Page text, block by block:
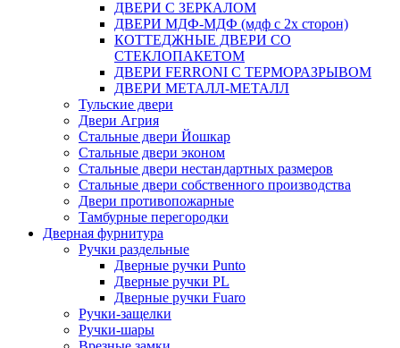
ДВЕРИ С ЗЕРКАЛОМ
ДВЕРИ МДФ-МДФ (мдф с 2х сторон)
КОТТЕДЖНЫЕ ДВЕРИ СО
СТЕКЛОПАКЕТОМ
ДВЕРИ FERRONI С ТЕРМОРАЗРЫВОМ
ДВЕРИ МЕТАЛЛ-МЕТАЛЛ
Тульские двери
Двери Агрия
Стальные двери Йошкар
Стальные двери эконом
Стальные двери нестандартных размеров
Стальные двери собственного производства
Двери противопожарные
Тамбурные перегородки
Дверная фурнитура
Ручки раздельные
Дверные ручки Punto
Дверные ручки PL
Дверные ручки Fuaro
Ручки-защелки
Ручки-шары